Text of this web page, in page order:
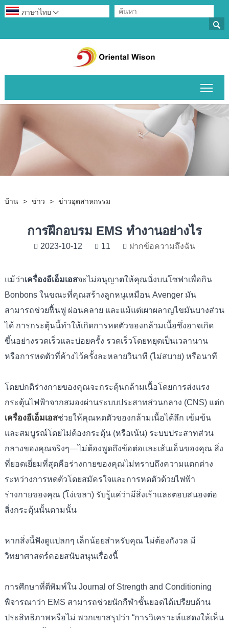

ภาษาไทย 
บ้าน > ข่าว > ข่าวอุตสาหกรรม
การฝึกอบรม EMS ทำงานอย่างไร
2023-10-12 11 ฝากข้อความถึงฉัน
แม้ว่าเครื่องอีเอ็มเอสจะไม่อนุญาตให้คุณนั่งบนโซฟาเพื่อกิน
Bonbons ในขณะที่คุณสร้างลูกหนูเหมือน Avenger มัน
สามารถช่วยฟื้นฟู ผ่อนคลาย และแม้แต่เผาผลาญไขมันบางส่วน
ได้ การกระตุ้นนี้ทำให้เกิดการหดตัวของกล้ามเนื้อซึ่งอาจเกิด
ขึ้นอย่างรวดเร็วและบ่อยครั้ง รวดเร็วโดยหยุดเป็นเวลานาน
หรือการหดตัวที่ค้างไว้ครั้งละหลายวินาที (ไม่สบาย) หรือนาที
โดยปกติร่างกายของคุณจะกระตุ้นกล้ามเนื้อโดยการส่งแรง
กระตุ้นไฟฟ้าจากสมองผ่านระบบประสาทส่วนกลาง (CNS) แต่ก
เครื่องอีเอ็มเอสช่วยให้คุณหดตัวของกล้ามเนื้อได้ลึก เข้มข้น
และสมบูรณ์โดยไม่ต้องกระตุ้น (หรือเน้น) ระบบประสาทส่วน
กลางของคุณจริงๆ—ไม่ต้องพูดถึงข้อต่อและเส้นเอ็นของคุณ สิ่ง
ที่ยอดเยี่ยมที่สุดคือร่างกายของคุณไม่ทราบถึงความแตกต่าง
ระหว่างการหดตัวโดยสมัครใจและการหดตัวด้วยไฟฟ้า
ร่างกายของคุณ (โง่เขลา) รับรู้แค่ว่ามีสิ่งเร้าและตอบสนองต่อ
สิ่งกระตุ้นนั้นตามนั้น
หากสิ่งนี้ฟังดูแปลกๆ เล็กน้อยสำหรับคุณ ไม่ต้องกังวล มี
วิทยาศาสตร์คอยสนับสนุนเรื่องนี้
การศึกษาที่ตีพิมพ์ใน Journal of Strength and Conditioning
พิจารณาว่า EMS สามารถช่วยนักกีฬาชั้นยอดได้เปรียบด้าน
ประสิทธิภาพหรือไม่ พวกเขาสรุปว่า “การวิเคราะห์แสดงให้เห็น